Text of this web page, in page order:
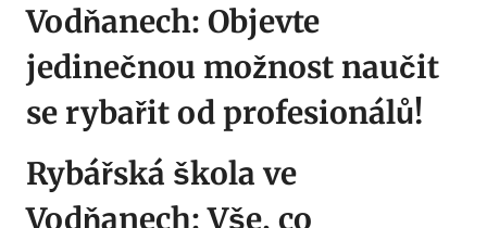
Vodňanech: Objevte
jedinečnou možnost naučit
se rybařit ‍od‌ profesionálů!
Rybářská škola ve
Vodňanech:⁤ Vše,‍ co